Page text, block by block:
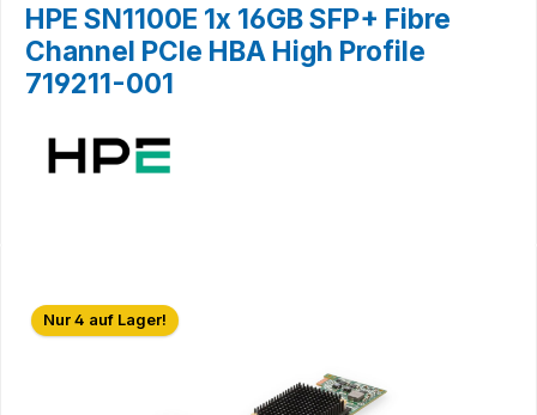
HPE SN1100E 1x 16GB SFP+ Fibre
Channel PCIe HBA High Profile
719211-001
Bildergalerie überspringen
Nur 4 auf Lager!